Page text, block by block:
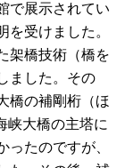
で展示されてい
を受けました。
架橋技術（橋を
ました。その
橋の補剛桁（ほ
峡大橋の主塔に
たのですが、